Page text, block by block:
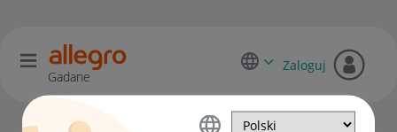
Gadane
Zaloguj